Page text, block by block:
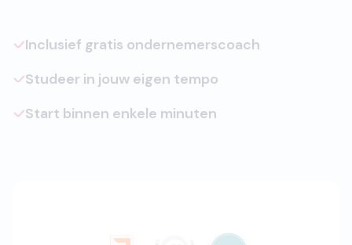
Inclusief gratis ondernemerscoach
Studeer in jouw eigen tempo
Start binnen enkele minuten